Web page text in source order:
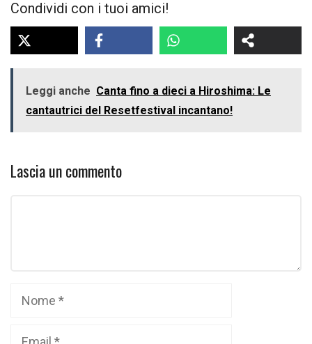
Condividi con i tuoi amici!
Leggi anche Canta fino a dieci a Hiroshima: Le
cantautrici del Resetfestival incantano!
Lascia un commento